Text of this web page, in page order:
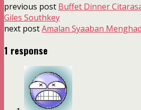
previous post Buffet Dinner
Giles Southkey
next postAmalan Syaaban
1 response